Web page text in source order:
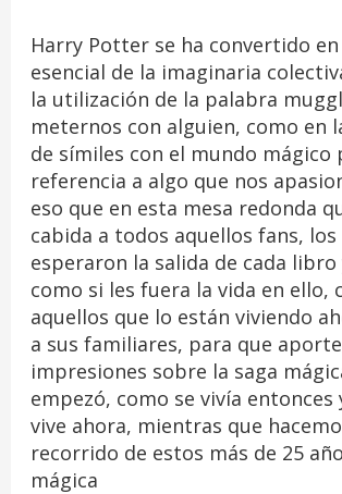
Harry Potter se ha convertido
esencial de la imaginaria
la utilización de la palabra
meternos con alguien, como en
de símiles con el mundo mágico
referencia a algo que nos
eso que en esta mesa redonda
cabida a todos aquellos fans, los
esperaron la salida de cada
como si les fuera la vida en ello,
aquellos que lo están viviendo
a sus familiares, para que
impresiones sobre la saga
empezó, como se vivía entonces
vive ahora, mientras que
recorrido de estos más de 25
mágica